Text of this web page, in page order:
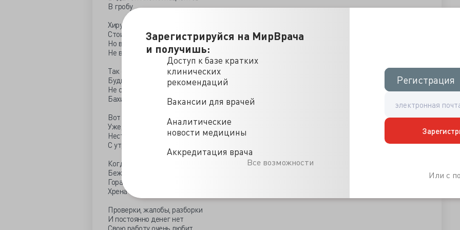
Зарегистрируйся на МирВрача
и получишь:
Доступ к базе кратких
клинических
рекомендаций
Вакансии для врачей
Аналитические
новости медицины
Аккредитация врача
Все возможности
Регистрация
Регистрация
Или с
В гробу
Хирург наделал операций
Стоит такой во всей красе
Но выздоравливают, суки,
Не все…
Так строг порядок поликлиник
Будь ты Геракл или Ахилл
Не сможешь ты туда пройти без
Бахил
Вот поздний вечер, солнце село
Уже, наверное, пора
Нести анализы, что взяты
С утра
Когда лекарств в аптеке много
Бежит от выбора слюна
Гораздо проще, если нет ни
Хрена
Проверки, жалобы, разборки
И постоянно денег нет
Свою работу очень любит